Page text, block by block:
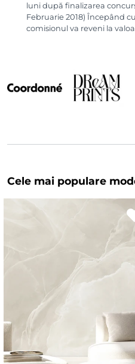
luni după finalizarea
Februarie 2018) Începând
comisionul va reveni la
Cele mai populare